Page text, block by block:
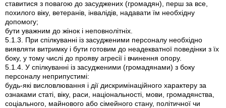
ставитися з повагою до засуджених (громадян), перш за все,
похилого віку, ветеранів, інвалідів, надавати їм необхідну
допомогу;
бути уважним до жінок і неповнолітніх.
5.1.3. При спілкуванні із засудженими персоналу необхідно
виявляти витримку і бути готовим до неадекватної поведінки з їх
боку, у тому числі до прояву агресії і вчинення опору.
5.1.4. У спілкуванні із засудженими (громадянами) з боку
персоналу неприпустимі:
будь-які висловлювання і дії дискримінаційного характеру за
ознаками статі, віку, раси, національності, мови, громадянства,
соціального, майнового або сімейного стану, політичної чи